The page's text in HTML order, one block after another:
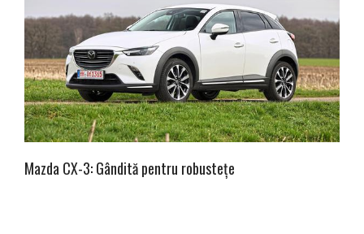
Mazda CX-3: Gândită pentru robustețe